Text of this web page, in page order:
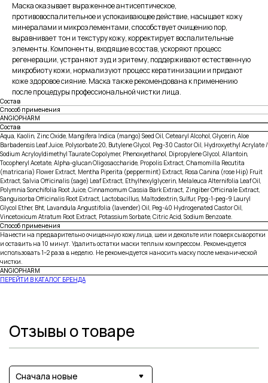
Маска оказывает выраженное антисептическое,
противовоспалительное и успокаивающее действие, насыщает кожу
минералами и микроэлементами, способствует очищению пор,
выравнивает тон и текстуру кожу, корректирует воспалительные
элементы. Компоненты, входящие в состав, ускоряют процесс
регенерации, устраняют зуд и эритему, поддерживают естественную
микробиоту кожи, нормализуют процесс кератинизации и придают
коже здоровое сияние. Маска также рекомендована к применению
после процедуры профессиональной чистки лица.
Состав
Способ применения
ANGIOPHARM
Состав
Aqua, Kaolin, Zinc Oxide, Mangifera Indica (mango) Seed Oil, Cetearyl Alcohol, Glycerin, Aloe
Barbadensis Leaf Juice, Polysorbate 20, Butylene Glycol, Peg-30 Castor Oil, Hydroxyethyl Acrylate /
Sodium Acryloyldimethyl Taurate Copolymer, Phenoxyethanol, Dipropylene Glycol, Allantoin,
Tocopheryl Acetate, Alpha-glucan Oligosaccharide, Propolis Extract, Chamomilla Recutita
(matricaria) Flower Extract, Mentha Piperita (peppermint) Extract, Rosa Canina (rose Hip) Fruit
Extract, Salvia Officinalis (sage) Leaf Extract, Ethylhexylglycerin, Melaleuca Alternifolia Leaf Oil,
Polymnia Sonchifolia Root Juice, Cinnamomum Cassia Bark Extract, Zingiber Officinale Extract,
Sanguisorba Officinalis Root Extract, Lactobacillus, Maltodextrin, Sulfur, Ppg-1-peg-9 Lauryl
Glycol Ether, Bht, Lavandula Angustifolia (lavender) Oil, Peg-40 Hydrogenated Castor Oil,
Vincetoxicum Atratum Root Extract, Potassium Sorbate, Citric Acid, Sodium Benzoate.
Способ применения
Нанести на предварительно очищенную кожу лица, шеи и декольте или поверх сыворотки
и оставить на 10 минут. Удалить остатки маски теплым компрессом. Рекомендуется
использовать 1–2 раза в неделю. Не рекомендуется наносить маску после механической
чистки.
ANGIOPHARM
ПЕРЕЙТИ В КАТАЛОГ БРЕНДА
Отзывы о товаре
Сначала новые